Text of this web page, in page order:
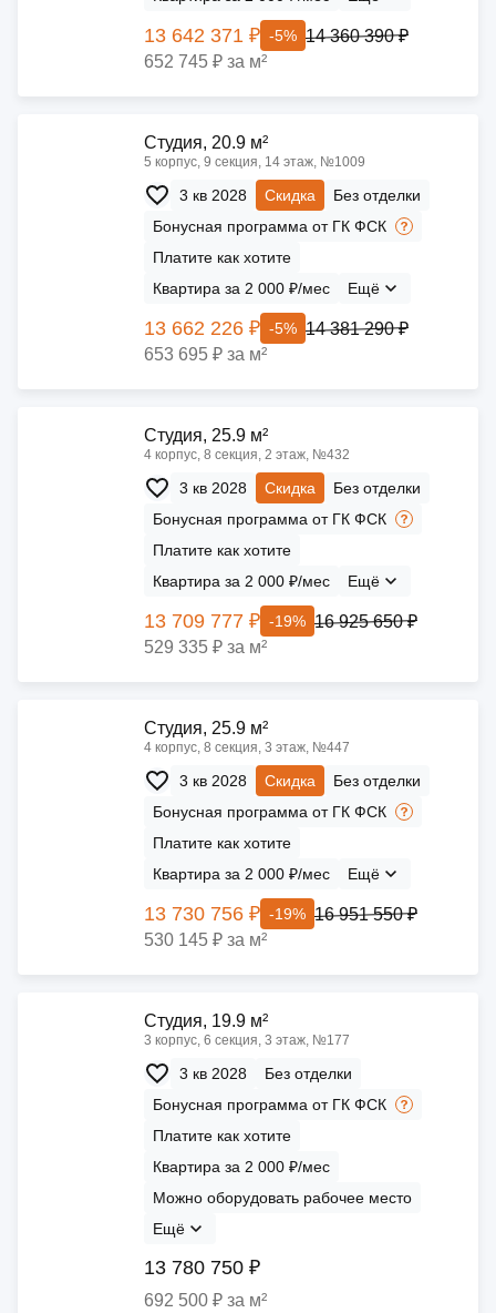
13 642 371 ₽ -5% 14 360 390 ₽
652 745 ₽ за м²
Cтудия, 20.9 м²
5 корпус, 9 секция, 14 этаж, №1009
3 кв 2028 Скидка
Без отделки
Бонусная программа от ГК ФСК
Платите как хотите
Квартира за 2 000 ₽/мес
Ещё
13 662 226 ₽ -5% 14 381 290 ₽
653 695 ₽ за м²
Cтудия, 25.9 м²
4 корпус, 8 секция, 2 этаж, №432
3 кв 2028 Скидка
Без отделки
Бонусная программа от ГК ФСК
Платите как хотите
Квартира за 2 000 ₽/мес
Ещё
13 709 777 ₽ -19% 16 925 650 ₽
529 335 ₽ за м²
Cтудия, 25.9 м²
4 корпус, 8 секция, 3 этаж, №447
3 кв 2028 Скидка
Без отделки
Бонусная программа от ГК ФСК
Платите как хотите
Квартира за 2 000 ₽/мес
Ещё
13 730 756 ₽ -19% 16 951 550 ₽
530 145 ₽ за м²
Cтудия, 19.9 м²
3 корпус, 6 секция, 3 этаж, №177
3 кв 2028
Без отделки
Бонусная программа от ГК ФСК
Платите как хотите
Квартира за 2 000 ₽/мес
Можно оборудовать рабочее место
Ещё
13 780 750 ₽
692 500 ₽ за м²